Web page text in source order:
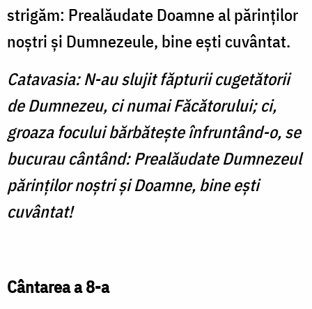
strigăm: Prealăudate Doamne al părinţilor
noştri şi Dum­nezeule, bine eşti cuvântat.
Catavasia: N-au slujit făpturii cuge­tătorii
de Dumnezeu, ci numai Făcătorului; ci,
groaza focului bărbăteşte înfruntând-o, se
bucurau cântând: Prealăudate Dumnezeul
părinţilor noştri şi Doamne, bine eşti
cuvântat!
Cântarea a 8-a